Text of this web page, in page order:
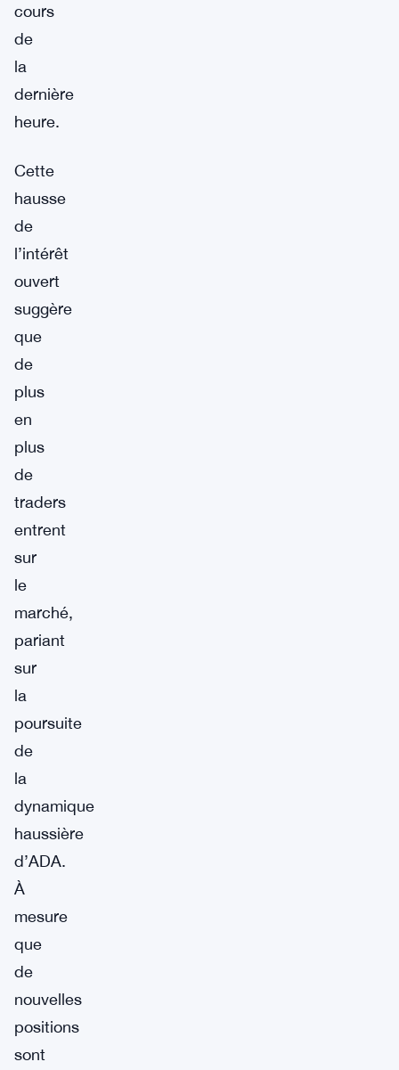
cours
de
la
dernière
heure.
Cette
hausse
de
l’intérêt
ouvert
suggère
que
de
plus
en
plus
de
traders
entrent
sur
le
marché,
pariant
sur
la
poursuite
de
la
dynamique
haussière
d’ADA.
À
mesure
que
de
nouvelles
positions
sont